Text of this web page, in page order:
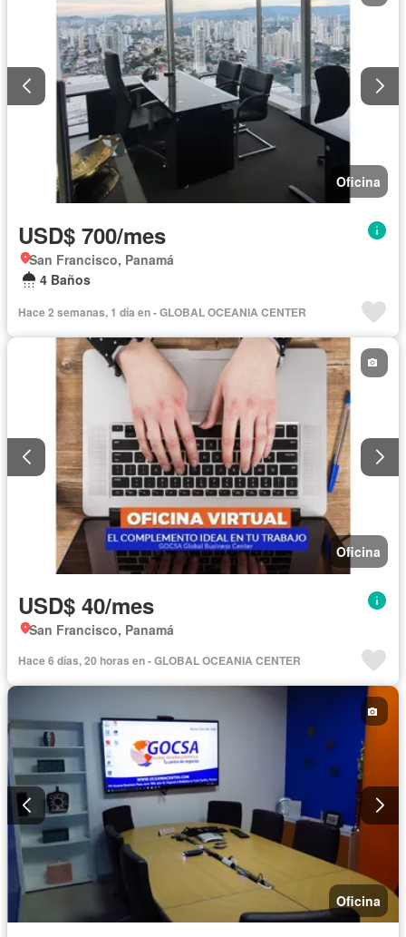
Oficina
USD$ 700/mes
San Francisco, Panamá
4 Baños
Hace 2 semanas, 1 día en - GLOBAL OCEANIA CENTER
Oficina
USD$ 40/mes
San Francisco, Panamá
Hace 6 días, 20 horas en - GLOBAL OCEANIA CENTER
Oficina